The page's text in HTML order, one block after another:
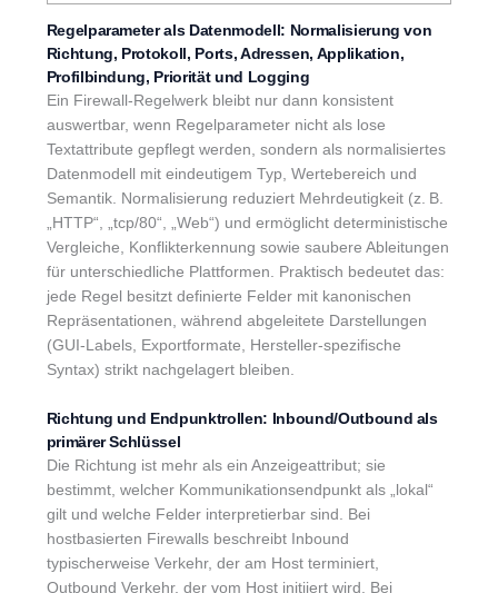
Regelparameter als Datenmodell: Normalisierung von
Richtung, Protokoll, Ports, Adressen, Applikation,
Profilbindung, Priorität und Logging
Ein Firewall-Regelwerk bleibt nur dann konsistent
auswertbar, wenn Regelparameter nicht als lose
Textattribute gepflegt werden, sondern als normalisiertes
Datenmodell mit eindeutigem Typ, Wertebereich und
Semantik. Normalisierung reduziert Mehrdeutigkeit (z. B.
„HTTP“, „tcp/80“, „Web“) und ermöglicht deterministische
Vergleiche, Konflikterkennung sowie saubere Ableitungen
für unterschiedliche Plattformen. Praktisch bedeutet das:
jede Regel besitzt definierte Felder mit kanonischen
Repräsentationen, während abgeleitete Darstellungen
(GUI-Labels, Exportformate, Hersteller-spezifische
Syntax) strikt nachgelagert bleiben.
Richtung und Endpunktrollen: Inbound/Outbound als
primärer Schlüssel
Die Richtung ist mehr als ein Anzeigeattribut; sie
bestimmt, welcher Kommunikationsendpunkt als „lokal“
gilt und welche Felder interpretierbar sind. Bei
hostbasierten Firewalls beschreibt Inbound
typischerweise Verkehr, der am Host terminiert,
Outbound Verkehr, der vom Host initiiert wird. Bei